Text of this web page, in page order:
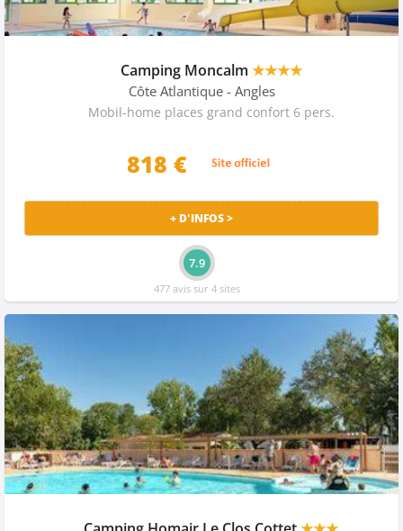
Camping Moncalm ★★★★
Côte Atlantique - Angles
Mobil-home places grand confort 6 pers.
818 €
+ D'INFOS >
7.9
477 avis sur 4 sites